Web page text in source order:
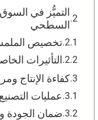
التميُّز في السوق
السطحي
تخصيص
التأثيرات
كفاءة الإنتاج
عمليات
ضمان الجودة